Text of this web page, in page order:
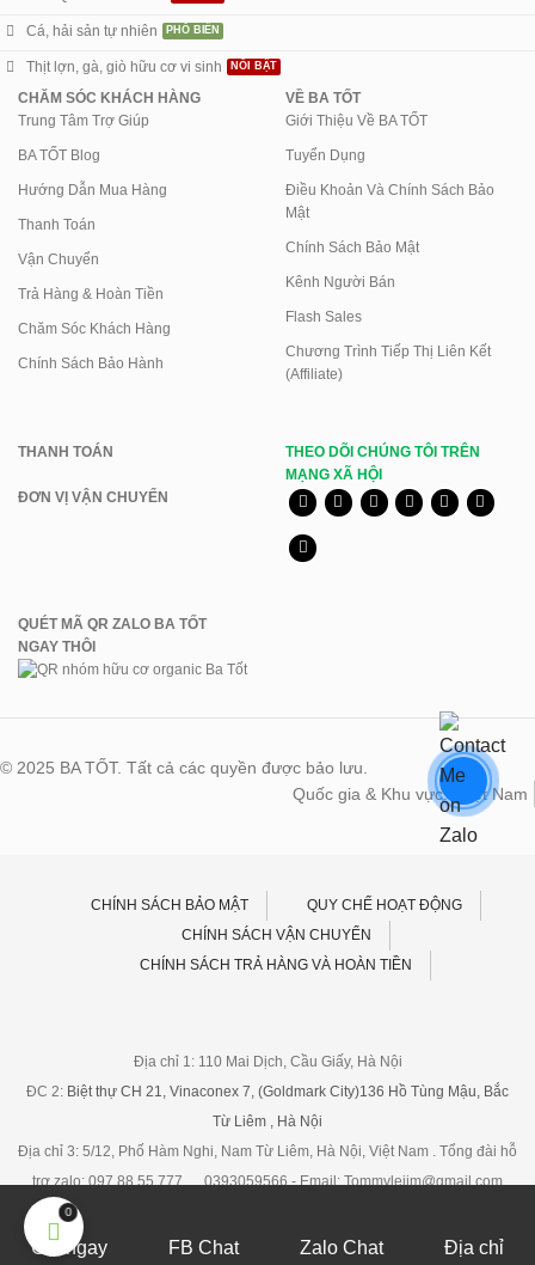
Cá, hải sản tự nhiên
Thịt lợn, gà, giò hữu cơ vi sinh
CHĂM SÓC KHÁCH HÀNG
Trung Tâm Trợ Giúp
BA TỐT Blog
Hướng Dẫn Mua Hàng
Thanh Toán
Vận Chuyển
Trả Hàng & Hoàn Tiền
Chăm Sóc Khách Hàng
Chính Sách Bảo Hành
VỀ BA TỐT
Giới Thiệu Về BA TỐT
Tuyển Dụng
Điều Khoản Và Chính Sách Bảo
Mật
Chính Sách Bảo Mật
Kênh Người Bán
Flash Sales
Chương Trình Tiếp Thị Liên Kết
(Affiliate)
THANH TOÁN
ĐƠN VỊ VẬN CHUYỂN
THEO DÕI CHÚNG TÔI TRÊN
MẠNG XÃ HỘI
QUÉT MÃ QR ZALO BA TỐT
NGAY THÔI
© 2025 BA TỐT. Tất cả các quyền được bảo lưu.
Quốc gia & Khu vực:
Việt Nam
CHÍNH SÁCH BẢO MẬT
QUY CHẾ HOẠT ĐỘNG
CHÍNH SÁCH VẬN CHUYỂN
CHÍNH SÁCH TRẢ HÀNG VÀ HOÀN TIỀN
Địa chỉ 1: 110 Mai Dịch, Cầu Giấy, Hà Nội
ĐC 2: Biệt thự CH 21, Vinaconex 7, (Goldmark City)136 Hồ Tùng Mậu, Bắc
Từ Liêm , Hà Nội
Địa chỉ 3: 5/12, Phố Hàm Nghi, Nam Từ Liêm, Hà Nội, Việt Nam . Tổng đài hỗ
trợ,zalo: 097 88 55 777 , 0393059566 - Email: Tommyleiim@gmail.com
Gọi ngay FB Chat Zalo Chat Địa chỉ
Gọi điện Nhắn tin Chat zalo Chat Facebook
0